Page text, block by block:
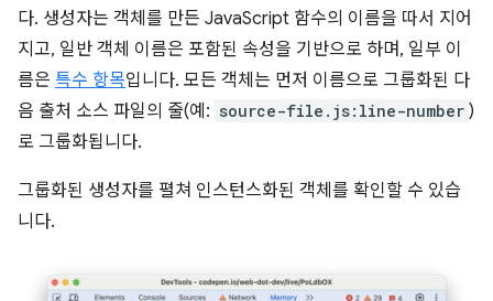
다. 생성자는 객체를 만든 JavaScript 함수의 이름을 따서 지어
지고, 일반 객체 이름은 포함된 속성을 기반으로 하며, 일부 이
름은 특수 항목입니다. 모든 객체는 먼저 이름으로 그룹화된 다
음 출처 소스 파일의 줄(예: source-file.js:line-number )
로 그룹화됩니다.
그룹화된 생성자를 펼쳐 인스턴스화된 객체를 확인할 수 있습
니다.